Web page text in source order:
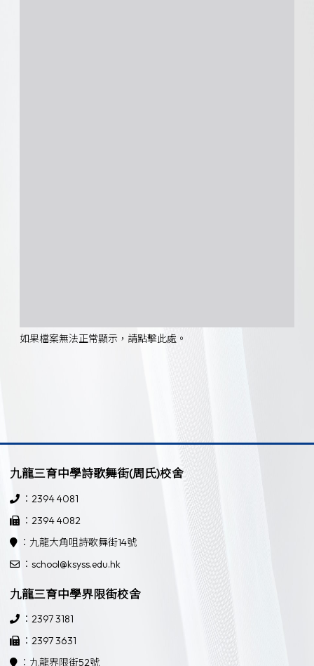
如果檔案無法正常顯示，請點擊此處。
九龍三育中學詩歌舞街(周氏)校舍
：2394 4081
：2394 4082
：九龍大角咀詩歌舞街14號
：school@ksyss.edu.hk
九龍三育中學界限街校舍
：2397 3181
：2397 3631
：九龍界限街52號